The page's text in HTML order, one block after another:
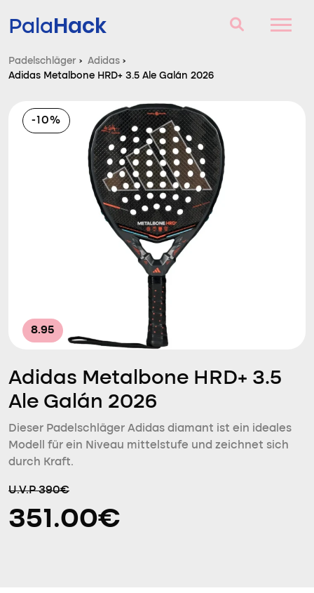
PalaHack
Padelschläger
Fragen und Antworten
Vergleich
Padelschläger › Adidas ›
Adidas Metalbone HRD+ 3.5 Ale Galán 2026
-10%
8.95
Adidas Metalbone HRD+ 3.5
Ale Galán 2026
Dieser Padelschläger Adidas diamant ist ein ideales
Modell für ein Niveau mittelstufe und zeichnet sich
durch Kraft.
U.V.P 390€
351.00€